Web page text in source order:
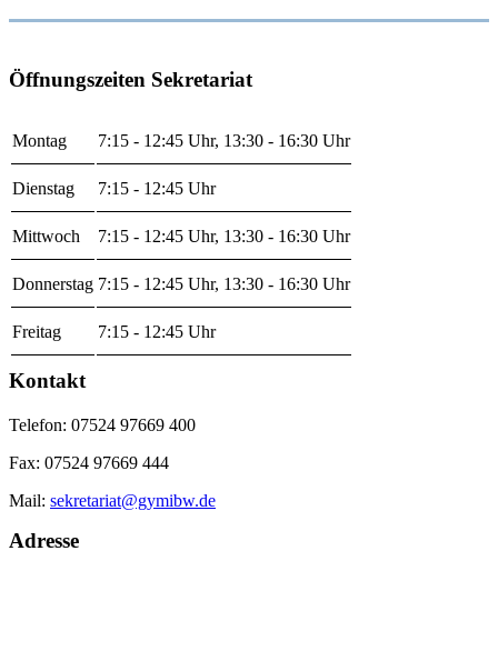
Öffnungszeiten Sekretariat
Montag 7:15 - 12:45 Uhr, 13:30 - 16:30 Uhr
Dienstag 7:15 - 12:45 Uhr
Mittwoch 7:15 - 12:45 Uhr, 13:30 - 16:30 Uhr
Donnerstag 7:15 - 12:45 Uhr, 13:30 - 16:30 Uhr
Freitag 7:15 - 12:45 Uhr
Kontakt
Telefon: 07524 97669 400
Fax: 07524 97669 444
Mail: sekretariat@gymibw.de
Adresse